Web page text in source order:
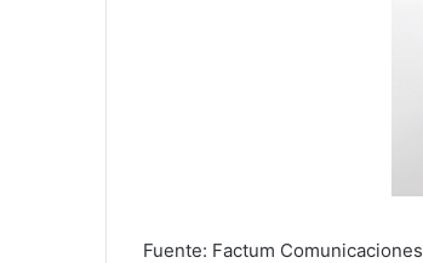
Fuente: Factum Comunicaciones